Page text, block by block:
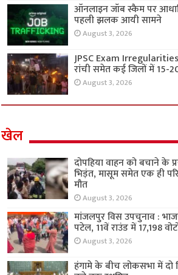
ऑनलाइन जॉब स्कैम पर
पहली झलक आयी सामने
August 3, 2026
JPSC Exam
रांची समेत कई जिलों में 15-
August 3, 2026
खेल
दोपहिया वाहन को बचाने के
भिड़ंत, मासूम समेत एक ही
मौत
August 3, 2026
मांजलपुर विस उपचुनाव :
पटेल, 11वें राउंड में 17,198
August 3, 2026
हंगामे के बीच लोकसभा में दो